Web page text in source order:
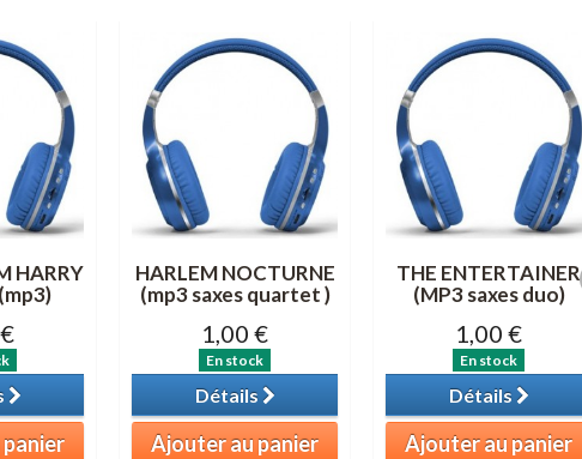
HARRY
HARLEM NOCTURNE
(mp3 saxes quartet )
1,00 €
En stock
Détails
Ajouter au panier
THE ENTERTAINER
(MP3 saxes duo)
1,00 €
En stock
Détails
Ajouter au panier